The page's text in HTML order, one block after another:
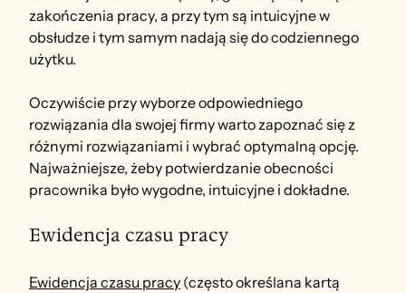
zakończenia pracy, a przy tym są intuicyjne w
obsłudze i tym samym nadają się do codziennego
użytku.
Oczywiście przy wyborze odpowiedniego
rozwiązania dla swojej firmy warto zapoznać się z
różnymi rozwiązaniami i wybrać optymalną opcję.
Najważniejsze, żeby potwierdzanie obecności
pracownika było wygodne, intuicyjne i dokładne.
Ewidencja czasu pracy
Ewidencja czasu pracy (często określana kartą